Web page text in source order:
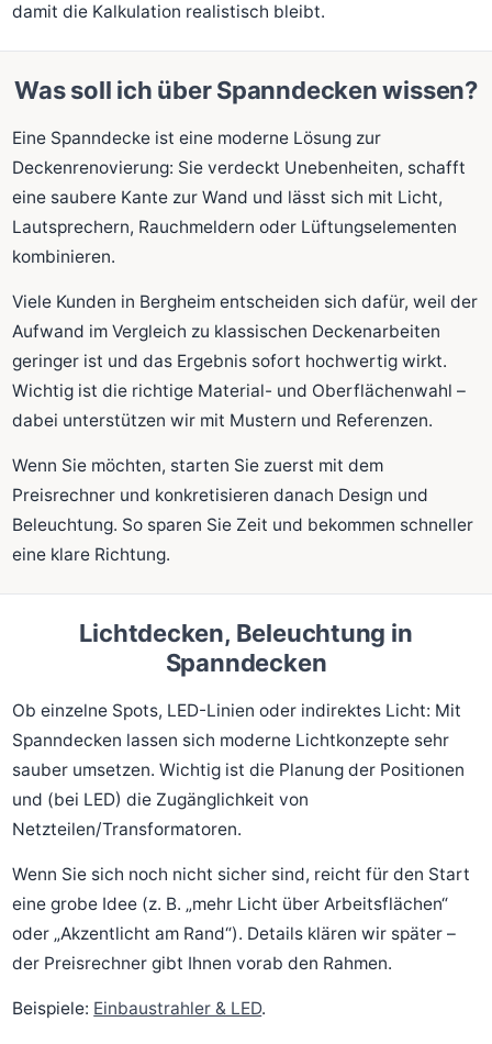
damit die Kalkulation realistisch bleibt.
Was soll ich über Spanndecken wissen?
Eine Spanndecke ist eine moderne Lösung zur
Deckenrenovierung: Sie verdeckt Unebenheiten, schafft
eine saubere Kante zur Wand und lässt sich mit Licht,
Lautsprechern, Rauchmeldern oder Lüftungselementen
kombinieren.
Viele Kunden in Bergheim entscheiden sich dafür, weil der
Aufwand im Vergleich zu klassischen Deckenarbeiten
geringer ist und das Ergebnis sofort hochwertig wirkt.
Wichtig ist die richtige Material- und Oberflächenwahl –
dabei unterstützen wir mit Mustern und Referenzen.
Wenn Sie möchten, starten Sie zuerst mit dem
Preisrechner und konkretisieren danach Design und
Beleuchtung. So sparen Sie Zeit und bekommen schneller
eine klare Richtung.
Lichtdecken, Beleuchtung in
Spanndecken
Ob einzelne Spots, LED-Linien oder indirektes Licht: Mit
Spanndecken lassen sich moderne Lichtkonzepte sehr
sauber umsetzen. Wichtig ist die Planung der Positionen
und (bei LED) die Zugänglichkeit von
Netzteilen/Transformatoren.
Wenn Sie sich noch nicht sicher sind, reicht für den Start
eine grobe Idee (z. B. „mehr Licht über Arbeitsflächen“
oder „Akzentlicht am Rand“). Details klären wir später –
der Preisrechner gibt Ihnen vorab den Rahmen.
Beispiele: Einbaustrahler & LED.